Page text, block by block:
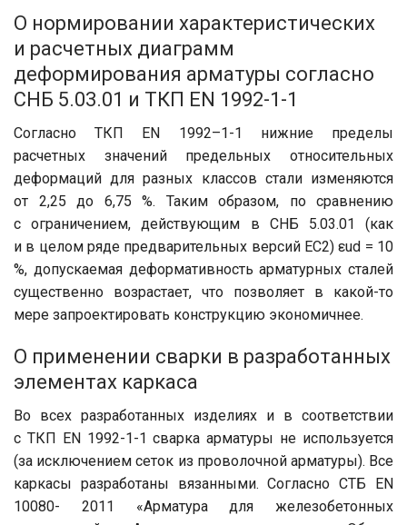
О нормировании характеристических
и расчетных диаграмм
деформирования арматуры согласно
СНБ 5.03.01 и ТКП EN 1992-1-1
Согласно ТКП EN 1992–1-1 нижние пределы
расчетных значений предельных относительных
деформаций для разных классов стали изменяются
от 2,25 до 6,75 %. Таким образом, по сравнению
с ограничением, действующим в СНБ 5.03.01 (как
и в целом ряде предварительных версий ЕС2) εud = 10
%, допускаемая деформативность арматурных сталей
существенно возрастает, что позволяет в какой-то
мере запроектировать конструкцию экономичнее.
О применении сварки в разработанных
элементах каркаса
Во всех разработанных изделиях и в соответствии
с ТКП EN 1992-1-1 сварка арматуры не используется
(за исключением сеток из проволочной арматуры). Все
каркасы разработаны вязанными. Согласно СТБ EN
10080- 2011 «Арматура для железобетонных